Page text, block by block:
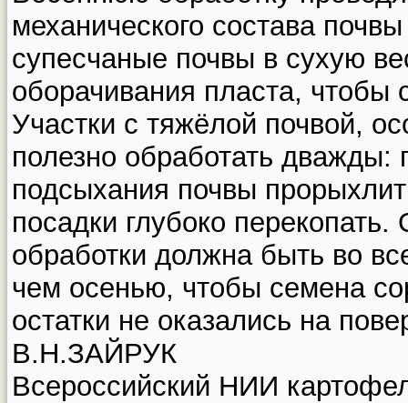
механического состава
супесчаные почвы в сухую
оборачивания пласта, чтобы
Участки с тяжёлой почвой,
полезно обработать
подсыхания почвы
посадки глубоко перекопать.
обработки должна быть во
чем осенью, чтобы семена
остатки не оказались на
В.Н.ЗАЙРУК
Всероссийский НИИ